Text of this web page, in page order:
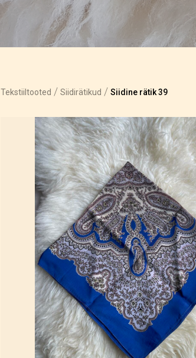
Tekstiiltooted / Siidirätikud / Siidine rätik 39